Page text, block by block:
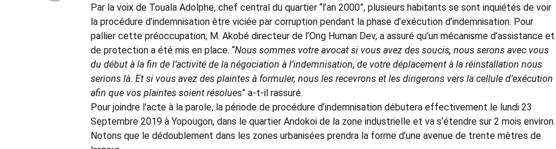
Par la voix de Touala Adolphe, chef central du quartier “l’an 2000”, plusieurs habitants se sont inquiétés de voir
la procédure d’indemnisation être viciée par corruption pendant la phase d’exécution d’indemnisation. Pour
pallier cette préoccupation, M. Akobé directeur de l’Ong Human Dev, a assuré qu’un mécanisme d’assistance et
de protection a été mis en place. “Nous sommes votre avocat si vous avez des soucis, nous serons avec vous
du début à la fin de l’activité de la négociation à l’indemnisation, de votre déplacement à la réinstallation nous
serions là. Et si vous avez des plaintes à formuler, nous les recevrons et les dirigerons vers la cellule d’exécution
afin que vos plaintes soient résolues” a-t-il rassuré.
Pour joindre l’acte à la parole, la période de procédure d’indemnisation débutera effectivement le lundi 23
Septembre 2019 à Yopougon, dans le quartier Andokoi de la zone industrielle et va s’étendre sur 2 mois environ.
Notons que le dédoublement dans les zones urbanisées prendra la forme d’une avenue de trente mètres de